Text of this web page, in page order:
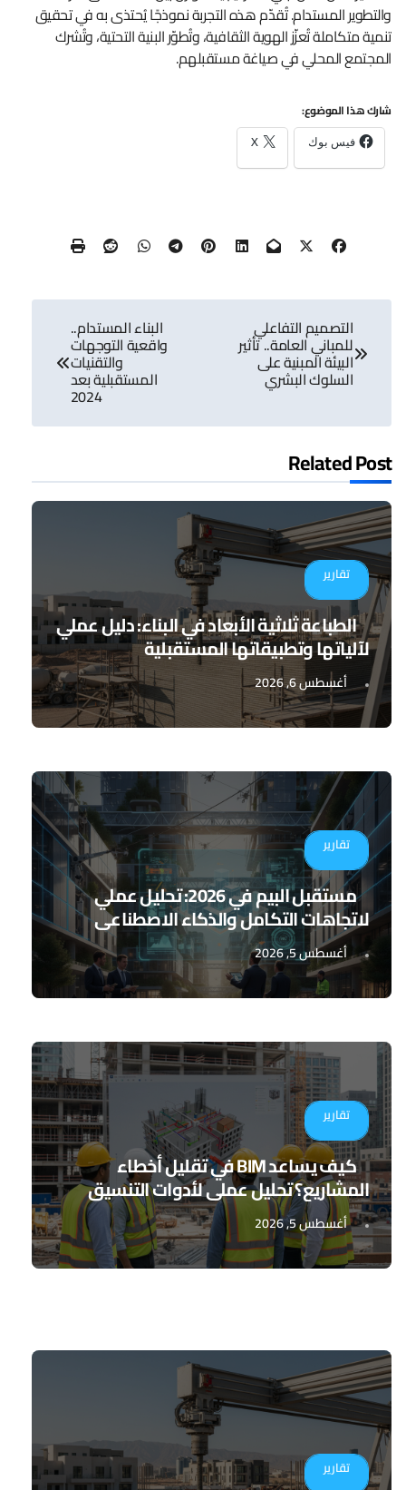
والتطوير المستدام. تُقدّم هذه التجربة نموذجًا يُحتذى به في تحقيق
تنمية متكاملة تُعزّز الهوية الثقافية، وتُطوّر البنية التحتية، وتُشرك
المجتمع المحلي في صياغة مستقبلهم.
شارك هذا الموضوع:
فيس بوك X
تصفّح
المقالات
التصميم التفاعلي
للمباني العامة.. تأثير
البيئة المبنية على
السلوك البشري
البناء المستدام..
واقعية التوجهات
والتقنيات
المستقبلية بعد
2024
Related Post
تقارير
الطباعة ثلاثية الأبعاد في البناء: دليل عملي
لآلياتها وتطبيقاتها المستقبلية
أغسطس 6, 2026
تقارير
مستقبل البيم في 2026: تحليل عملي
لاتجاهات التكامل والذكاء الاصطناعي
أغسطس 5, 2026
تقارير
كيف يساعد BIM في تقليل أخطاء
المشاريع؟ تحليل عملي لأدوات التنسيق
الرقمي
أغسطس 5, 2026
تقارير